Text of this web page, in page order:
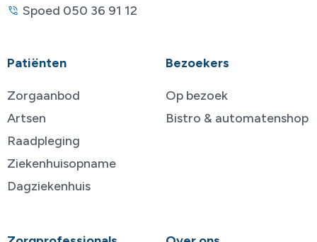
Spoed 050 36 91 12
Patiënten
Zorgaanbod
Artsen
Raadpleging
Ziekenhuisopname
Dagziekenhuis
Bezoekers
Op bezoek
Bistro & automatenshop